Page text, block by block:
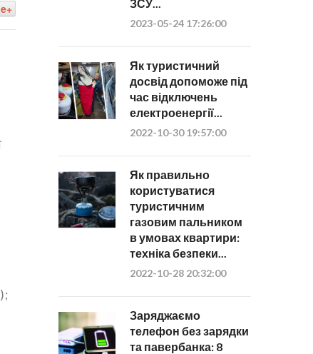
ЗСУ...
2023-05-24 17:26:00
Як туристичний
досвід допоможе під
час відключень
електроенергії...
2022-10-30 19:57:00
Як правильно
користуватися
туристичним
газовим пальником
в умовах квартири:
техніка безпеки...
2022-10-28 20:32:00
Заряджаємо
телефон без зарядки
та павербанка: 8